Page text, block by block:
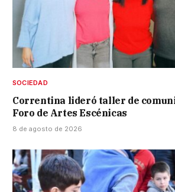
SOCIEDAD
Correntina lideró taller de
Foro de Artes Escénicas
8 de agosto de 2026